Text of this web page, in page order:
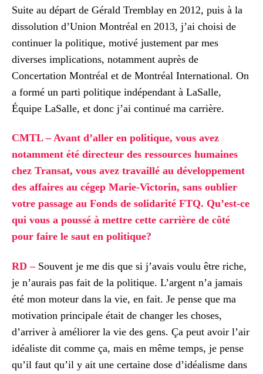
Suite au départ de Gérald Tremblay en 2012, puis à la
dissolution d’Union Montréal en 2013, j’ai choisi de
continuer la politique, motivé justement par mes
diverses implications, notamment auprès de
Concertation Montréal et de Montréal International. On
a formé un parti politique indépendant à LaSalle,
Équipe LaSalle, et donc j’ai continué ma carrière.
CMTL – Avant d’aller en politique, vous avez
notamment été directeur des ressources humaines
chez Transat, vous avez travaillé au développement
des affaires au cégep Marie-Victorin, sans oublier
votre passage au Fonds de solidarité FTQ. Qu’est-ce
qui vous a poussé à mettre cette carrière de côté
pour faire le saut en politique?
RD– Souvent je me dis que si j’avais voulu être riche,
je n’aurais pas fait de la politique. L’argent n’a jamais
été mon moteur dans la vie, en fait. Je pense que ma
motivation principale était de changer les choses,
d’arriver à améliorer la vie des gens. Ça peut avoir l’air
idéaliste dit comme ça, mais en même temps, je pense
qu’il faut qu’il y ait une certaine dose d’idéalisme dans